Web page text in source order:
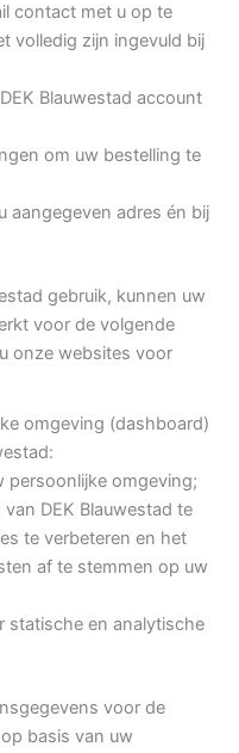
contact met u op te
volledig zijn ingevuld bij
Blauwestad account
om uw bestelling te
aangegeven adres én bij
gebruik, kunnen uw
voor de volgende
onze websites voor
omgeving (dashboard)
persoonlijke omgeving;
DEK Blauwestad te
te verbeteren en het
af te stemmen op uw
statische en analytische
voor de
basis van uw